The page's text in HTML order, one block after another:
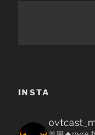
INSTA